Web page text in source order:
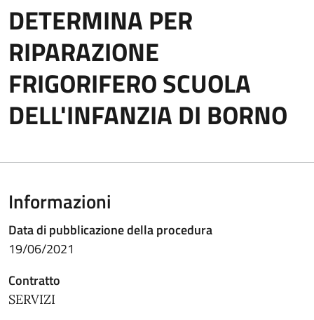
DETERMINA PER
RIPARAZIONE
FRIGORIFERO SCUOLA
DELL'INFANZIA DI BORNO
Informazioni
Data di pubblicazione della procedura
19/06/2021
Contratto
SERVIZI